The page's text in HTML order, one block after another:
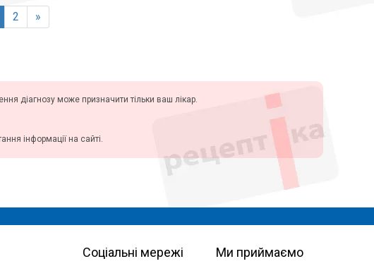
2 »
діагнозу може призначити тільки ваш лікар.
інформації на сайті.
Соціальні мережі Ми приймаємо